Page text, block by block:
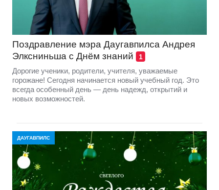
Поздравление мэра Даугавпилса Андрея
Элксниньша с Днём знаний
1
Дорогие ученики, родители, учителя, уважаемые
горожане! Сегодня начинается новый учебный год. Это
всегда особенный день — день надежд, открытий и
новых возможностей.
ДАУГАВПИЛС